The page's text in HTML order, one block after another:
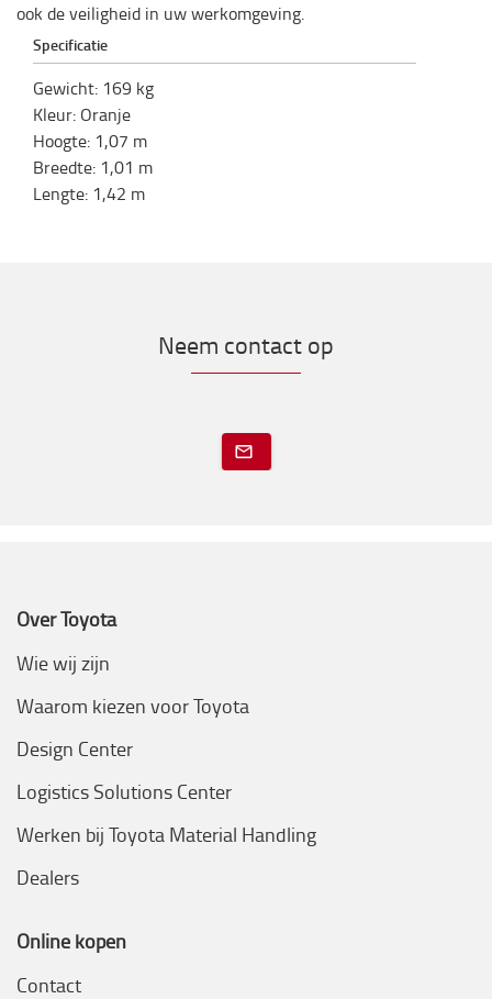
ook de veiligheid in uw werkomgeving.
Specificatie
Gewicht: 169 kg
Kleur: Oranje
Hoogte: 1,07 m
Breedte: 1,01 m
Lengte: 1,42 m
Neem contact op
Over Toyota
Wie wij zijn
Waarom kiezen voor Toyota
Design Center
Logistics Solutions Center
Werken bij Toyota Material Handling
Dealers
Online kopen
Contact